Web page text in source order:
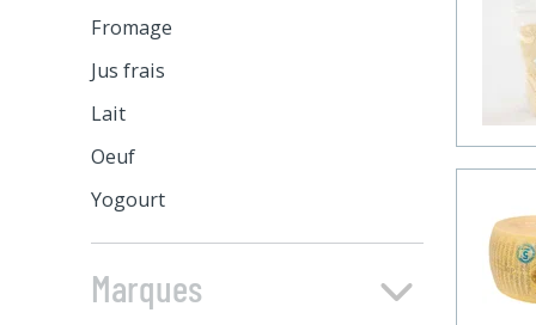
Crème fouettée
Crème sure
Fromage
Spécialité végétarienne
Feta
Ricotta et mascarpone
Fromage en grain
Jus frais
Lait
Oeuf
Yogourt
Yogourt
Kéfir
Marques